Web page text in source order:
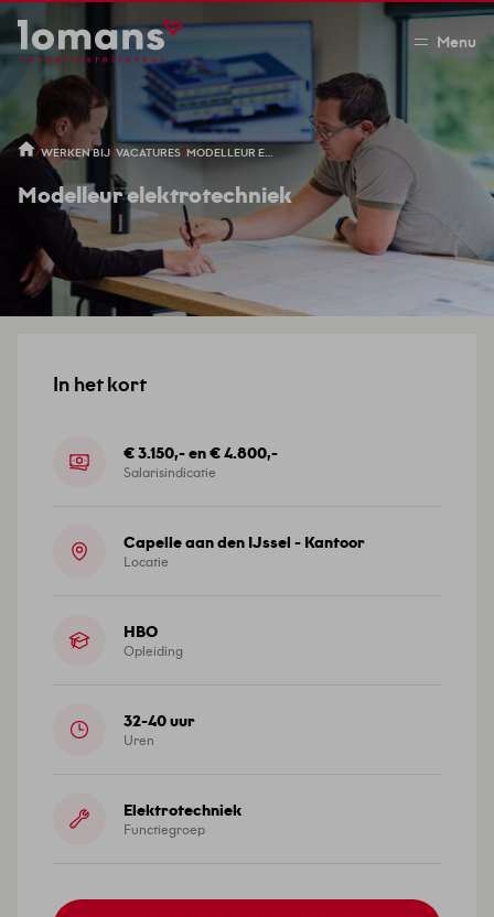
Menu
/WERKEN BIJ/VACATURES/ MODELLEUR ELEKTROTECHNIEK
Modelleur elektrotechniek
In het kort
€ 3.150,- en € 4.800,-
Salarisindicatie
Capelle aan den IJssel - Kantoor
Locatie
HBO
Opleiding
32-40 uur
Uren
Elektrotechniek
Functiegroep